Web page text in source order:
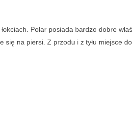
Polar posiada bardzo dobre
na piersi. Z przodu i z tyłu miejsce